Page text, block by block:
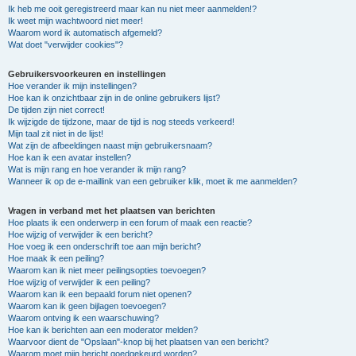
Ik heb me ooit geregistreerd maar kan nu niet meer aanmelden!?
Ik weet mijn wachtwoord niet meer!
Waarom word ik automatisch afgemeld?
Wat doet "verwijder cookies"?
Gebruikersvoorkeuren en instellingen
Hoe verander ik mijn instellingen?
Hoe kan ik onzichtbaar zijn in de online gebruikers lijst?
De tijden zijn niet correct!
Ik wijzigde de tijdzone, maar de tijd is nog steeds verkeerd!
Mijn taal zit niet in de lijst!
Wat zijn de afbeeldingen naast mijn gebruikersnaam?
Hoe kan ik een avatar instellen?
Wat is mijn rang en hoe verander ik mijn rang?
Wanneer ik op de e-maillink van een gebruiker klik, moet ik me aanmelden?
Vragen in verband met het plaatsen van berichten
Hoe plaats ik een onderwerp in een forum of maak een reactie?
Hoe wijzig of verwijder ik een bericht?
Hoe voeg ik een onderschrift toe aan mijn bericht?
Hoe maak ik een peiling?
Waarom kan ik niet meer peilingsopties toevoegen?
Hoe wijzig of verwijder ik een peiling?
Waarom kan ik een bepaald forum niet openen?
Waarom kan ik geen bijlagen toevoegen?
Waarom ontving ik een waarschuwing?
Hoe kan ik berichten aan een moderator melden?
Waarvoor dient de "Opslaan"-knop bij het plaatsen van een bericht?
Waarom moet mijn bericht goedgekeurd worden?